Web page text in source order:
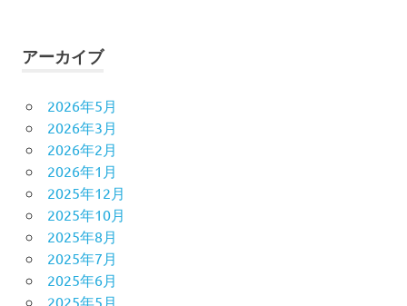
アーカイブ
2026年5月
2026年3月
2026年2月
2026年1月
2025年12月
2025年10月
2025年8月
2025年7月
2025年6月
2025年5月